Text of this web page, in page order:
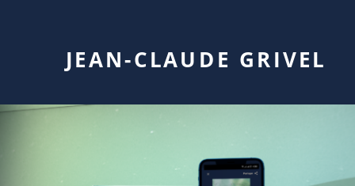
JEAN-CLAUDE GRIVEL